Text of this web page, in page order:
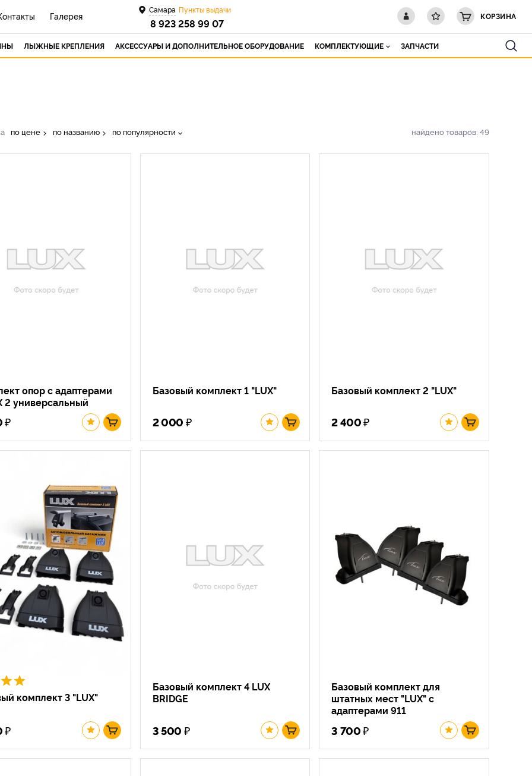
КОРЗИНА
Самара Пункты выдачи
8 923 258 99 07
Галерея
ЛЫЖНЫЕ КРЕПЛЕНИЯ АКСЕССУАРЫ И ДОПОЛНИТЕЛЬНОЕ ОБОРУДОВАНИЕ КОМПЛЕКТУЮЩИЕ ЗАПЧАСТИ
по цене по названию по популярности найдено товаров: 49
опор с адаптерами
2 универсальный
₽
Базовый комплект 1 "LUX"
2 000 ₽
Базовый комплект 2 "LUX"
2 400₽
комплект 3 "LUX"
₽
Базовый комплект 4 LUX
BRIDGE
3 500 ₽
Базовый комплект для
штатных мест "LUX" с
адаптерами 911
3 700₽